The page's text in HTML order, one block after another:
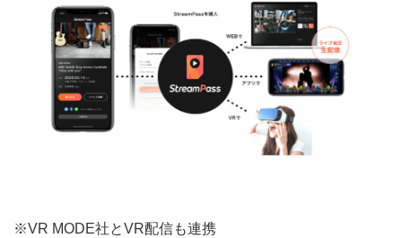
※VR MODE社とVR配信も連携